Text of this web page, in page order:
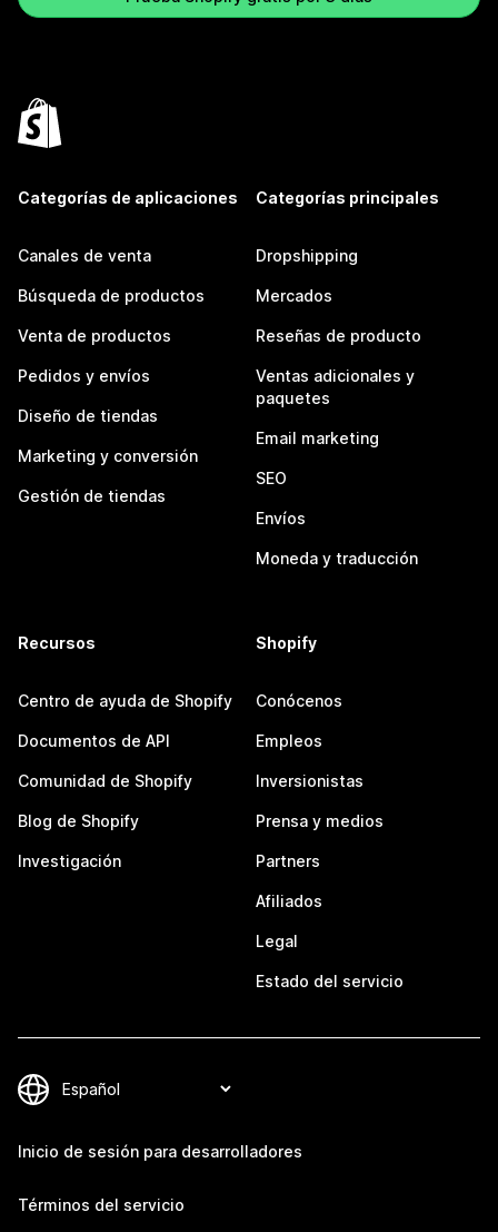
Categorías de aplicaciones
Canales de venta
Búsqueda de productos
Venta de productos
Pedidos y envíos
Diseño de tiendas
Marketing y conversión
Gestión de tiendas
Categorías principales
Dropshipping
Mercados
Reseñas de producto
Ventas adicionales y
paquetes
Email marketing
SEO
Envíos
Moneda y traducción
Recursos
Centro de ayuda de Shopify
Documentos de API
Comunidad de Shopify
Blog de Shopify
Investigación
Shopify
Conócenos
Empleos
Inversionistas
Prensa y medios
Partners
Afiliados
Legal
Estado del servicio
Inicio de sesión para desarrolladores
Términos del servicio